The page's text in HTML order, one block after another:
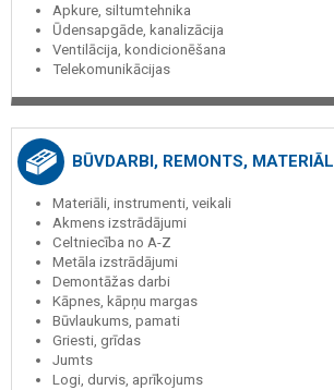
Apkure, siltumtehnika
Ūdensapgāde, kanalizācija
Ventilācija, kondicionēšana
Telekomunikācijas
BŪVDARBI, REMONTS, MATERIĀLI
Materiāli, instrumenti, veikali
Akmens izstrādājumi
Celtniecība no A-Z
Metāla izstrādājumi
Demontāžas darbi
Kāpnes, kāpņu margas
Būvlaukums, pamati
Griesti, grīdas
Jumts
Logi, durvis, aprīkojums